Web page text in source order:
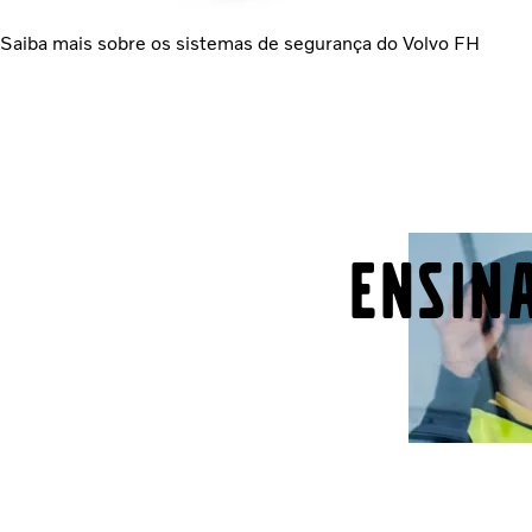
Saiba mais sobre os sistemas de segurança do Volvo FH